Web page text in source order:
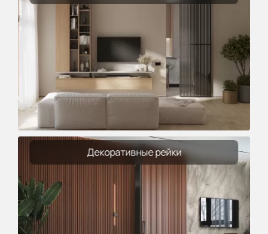
Декоративные рейки